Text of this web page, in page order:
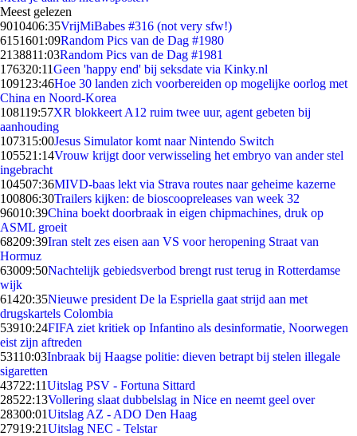
Meest gelezen
9010406:35VrijMiBabes #316 (not very sfw!)
6151601:09Random Pics van de Dag #1980
2138811:03Random Pics van de Dag #1981
176320:11Geen 'happy end' bij seksdate via Kinky.nl
1091 23:46Hoe 30 landen zich voorbereiden op mogelijke oorlog met
China en Noord-Korea
108119:57XR blokkeert A12 ruim twee uur, agent gebeten bij
aanhouding
107315:00Jesus Simulator komt naar Nintendo Switch
105521:14Vrouw krijgt door verwisseling het embryo van ander stel
ingebracht
104507:36MIVD-baas lekt via Strava routes naar geheime kazerne
100806:30Trailers kijken: de bioscoopreleases van week 32
96010:39China boekt doorbraak in eigen chipmachines, druk op
ASML groeit
68209:39Iran stelt zes eisen aan VS voor heropening Straat van
Hormuz
63009:50Nachtelijk gebiedsverbod brengt rust terug in Rotterdamse
wijk
61420:35Nieuwe president De la Espriella gaat strijd aan met
drugskartels Colombia
53910:24FIFA ziet kritiek op Infantino als desinformatie, Noorwegen
eist zijn aftreden
53110:03Inbraak bij Haagse politie: dieven betrapt bij stelen illegale
sigaretten
43722:11Uitslag PSV - Fortuna Sittard
28522:13Vollering slaat dubbelslag in Nice en neemt geel over
28300:01Uitslag AZ - ADO Den Haag
27919:21Uitslag NEC - Telstar